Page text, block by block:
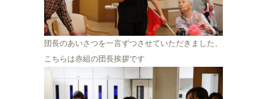
団長のあいさつを一言ずつさせていただきました、
こちらは赤組の団長挨拶です